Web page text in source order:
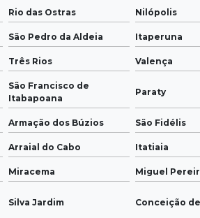
Rio das Ostras Nilópolis
São Pedro da Aldeia Itaperuna
Três Rios Valença
São Francisco de
Itabapoana
Paraty
Armação dos Búzios São Fidélis
Arraial do Cabo Itatiaia
Miracema Miguel
Silva Jardim Conceição